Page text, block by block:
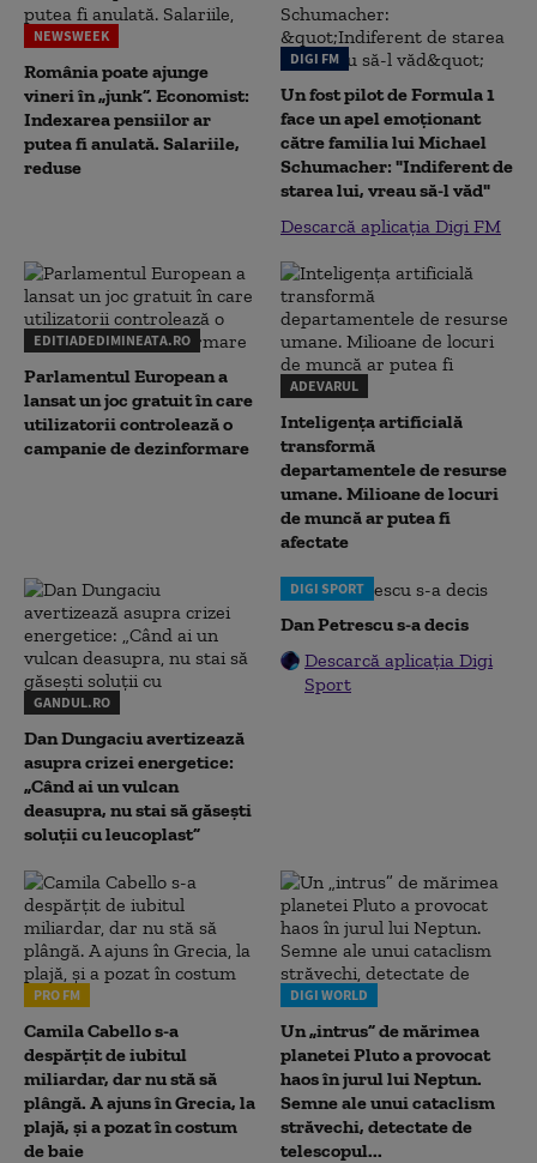
NEWSWEEK
România poate ajunge
vineri în „junk”. Economist:
Indexarea pensiilor ar
putea fi anulată. Salariile,
reduse
DIGI FM
Un fost pilot de Formula 1
face un apel emoționant
către familia lui Michael
Schumacher: "Indiferent de
starea lui, vreau să-l văd"
Descarcă aplicația Digi FM
EDITIADEDIMINEATA.RO
Parlamentul European a
lansat un joc gratuit în care
utilizatorii controlează o
campanie de dezinformare
ADEVARUL
Inteligența artificială
transformă
departamentele de resurse
umane. Milioane de locuri
de muncă ar putea fi
afectate
GANDUL.RO
Dan Dungaciu avertizează
asupra crizei energetice:
„Când ai un vulcan
deasupra, nu stai să găsești
soluții cu leucoplast”
DIGI SPORT
Dan Petrescu s-a decis
Descarcă aplicația Digi
Sport
PRO FM
Camila Cabello s-a
despărțit de iubitul
miliardar, dar nu stă să
plângă. A ajuns în Grecia, la
plajă, și a pozat în costum
de baie
DIGI WORLD
Un „intrus” de mărimea
planetei Pluto a provocat
haos în jurul lui Neptun.
Semne ale unui cataclism
străvechi, detectate de
telescopul...